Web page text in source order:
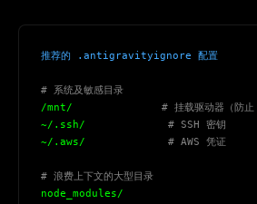
推荐的 .antigravityignore 配置
# 系统及敏感目录
/mnt/ # 挂载驱动器（防
~/.ssh/ # SSH 密钥
~/.aws/ # AWS 凭证
# 浪费上下文的大型目录
node_modules/